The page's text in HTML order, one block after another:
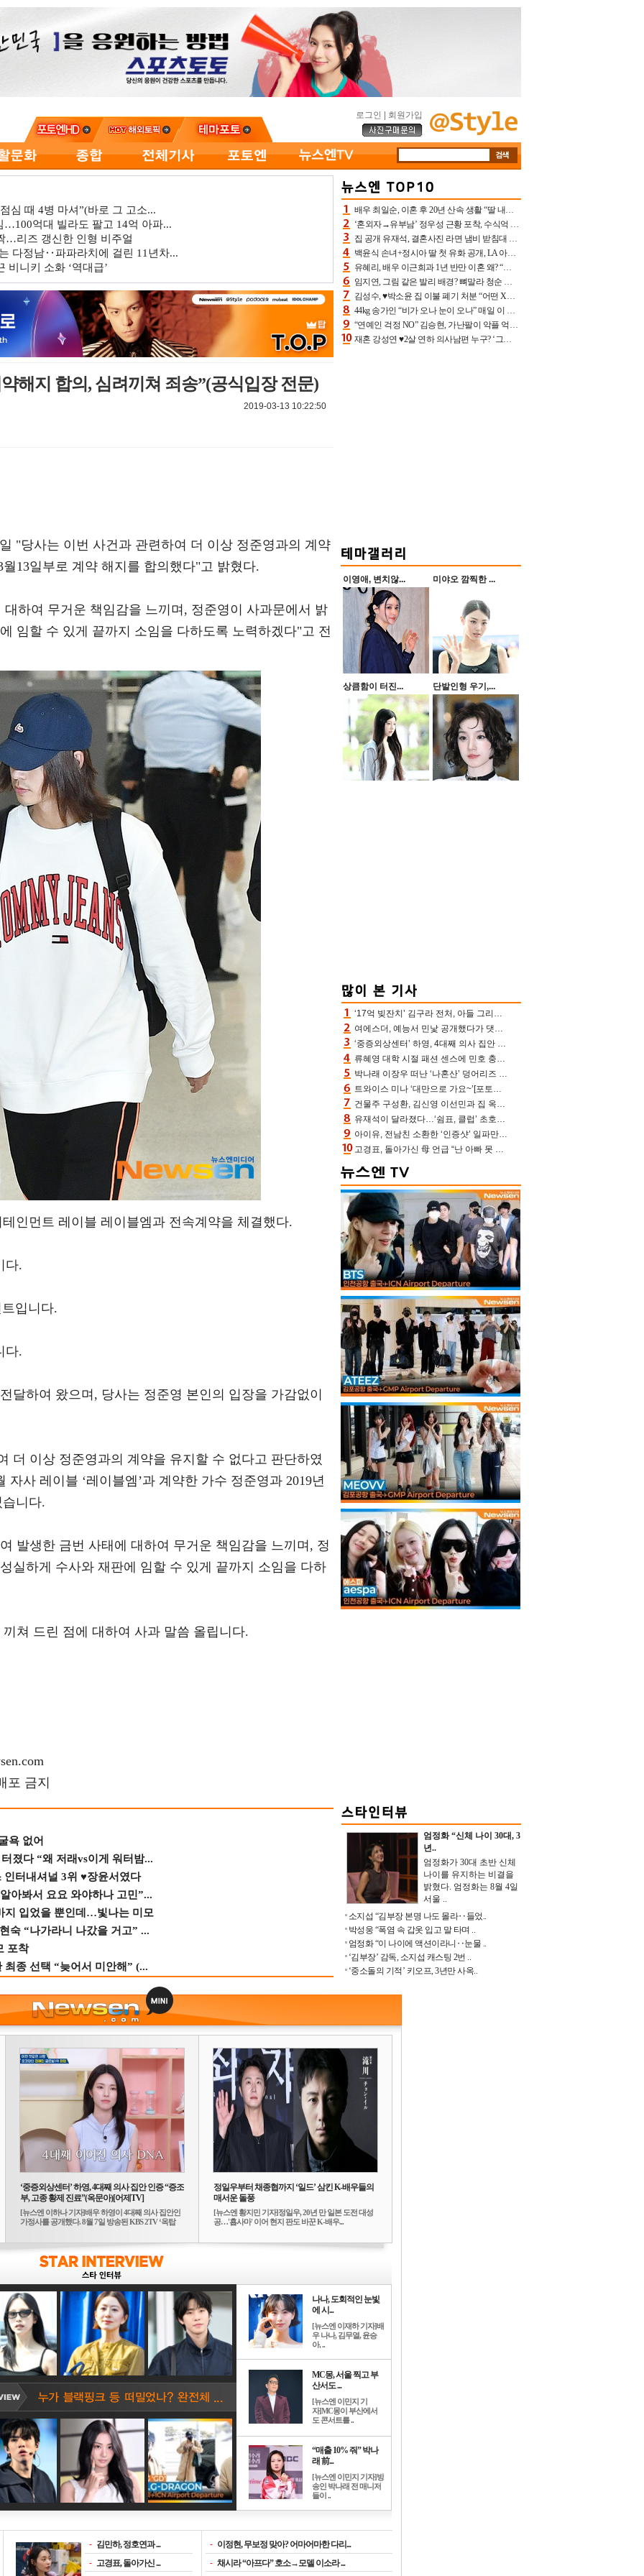
로그인 회원가입
심 때 4병 마셔”(바로 그 고소...
억대 빌라도 팔고 14억 아파...
…리즈 갱신한 인형 비주얼
다정남‥파파라치에 걸린 11년차...
비니키 소화 ‘역대급’
해지 합의, 심려끼쳐 죄송”(공식입장 전문)
2019-03-13 10:22:50
"당사는 이번 사건과 관련하여 더 이상 정준영과의 계약
13일부로 계약 해지를 합의했다"고 밝혔다.
하여 무거운 책임감을 느끼며, 정준영이 사과문에서 밝
임할 수 있게 끝까지 소임을 다하도록 노력하겠다"고 전
인먼트 레이블 레이블엠과 전속계약을 체결했다.
다.
입니다.
다.
달하여 왔으며, 당사는 정준영 본인의 입장을 가감없이
더 이상 정준영과의 계약을 유지할 수 없다고 판단하였
자사 레이블 ‘레이블엠’과 계약한 가수 정준영과 2019년
니다.
발생한 금번 사태에 대하여 무거운 책임감을 느끼며, 정
실하게 수사와 재판에 임할 수 있게 끝까지 소임을 다하
쳐 드린 점에 대하여 사과 말씀 올립니다.
포 금지
욕 없어
졌다 “왜 저래vs이게 워터밤...
인터내셔널 3위 ♥장윤서였다
아봐서 요요 와야하나 고민”...
지 입었을 뿐인데…빛나는 미모
숙 “나가라니 나갔을 거고” ...
포착
종 선택 “늦어서 미안해” (...
배우 최일순, 이혼 후 20년 산속 생활 “딸 내가 버렸다고 원망‥맘 아파”(특종)[어제TV]
‘혼외자→유부남’ 정우성 근황 포착, 수식억 해킹 피해 후배 만났다 “존경하는”
집 공개 유재석, 결혼사진 라면 냄비 받침대 되고 분노‥가족사진도 피해(놀뭐)[어제TV]
백윤식 손녀+정시아 딸 첫 유화 공개, LA 아트쇼→서울국제조각페스타 작가다운 수준급 실력
유혜리, 배우 이근희과 1년 반만 이혼 왜? “식칼 꽂고 의자 던져” 충격 폭로(특종)[어제TV]
임지연, 그림 같은 발리 배경? 뼈말라 청순 비키니 핏에 상대 안 되네
김성수, ♥박소윤 집 이불 폐기 처분 “어떤 X이랑 썼을지 몰라” 질투(신랑수업2)[어제TV]
44kg 송가인 “비가 오나 눈이 오나” 매일 이 운동, 허벅지 근육량 상승+체지방 감소
“연예인 걱정 NO” 김승현, 가난팔이 악플 억울할만‥아내+딸과 日 여행
재혼 강성연 ♥2살 연하 의사남편 누구? ‘그알’ 자문의에 훈남 비주얼 초엘리트 스펙 [종합]
이영애, 변치않... 미야오 깜찍한 ...
상큼함이 터진... 단발인형 우기,...
‘17억 빚잔치’ 김구라 전처, 아들 그리는 “나 뿐인데” 친엄마 챙기는 효심 눈길
여에스더, 예능서 민낯 공개했다가 댓글에 충격 “눈 왜 저렇게 처졌냐고”(에스더TV)
‘중증외상센터’ 하영, 4대째 의사 집안 인증 “증조부, 고종 황제 진료”(옥문아)[어제TV]
류혜영 대학 시절 패션 센스에 민호 충격 “레몬색 레깅스에 다리 없는 줄”(나혼산)
박나래 이장우 떠난 ‘나혼산’ 덩어리즈 왔다, 1인 1케이크에 팜유 전현무 충격[어제TV]
트와이스 미나 ‘대만으로 가요~’[포토엔HD]
건물주 구성환, 김신영 이선민과 집 옥상서 41만원 한우 파티 “화력이 성화봉송”(나혼산)
유재석이 달라졌다…‘쉼표, 클럽’ 초호화 코스에 주우재도 감탄 (놀면 뭐하니?)
아이유, 전남친 소환한 ‘인증샷’ 일파만파 속…남사친 변우석 선물도 남겼나 ‘훈훈’
고경표, 돌아가신 母 언급 “난 아빠 못 될 듯” 족보 태운 부친 응원 뭉클(나혼산)
엄정화 “신체 나이 30대, 3
년..
엄정화가 30대 초반 신체
나이를 유지하는 비결을
밝혔다. 엄정화는 8월 4일
서울 ..
소지섭 “김부장 본명 나도 몰라‥들었..
박성웅 “폭염 속 갑옷 입고 말 타며 ..
엄정화 “이 나이에 액션이라니‥눈물 ..
‘김부장’ 감독, 소지섭 캐스팅 2번 ..
‘중소돌의 기적’ 키오프, 3년만 사옥..
‘중증외상센터’ 하영, 4대째 의사 집안 인증 “증조
부, 고종 황제 진료”(옥문아)[어제TV]
[뉴스엔 이하나 기자]배우 하영이 4대째 의사 집안인
가정사를 공개했다. 8월 7일 방송된 KBS 2TV ‘옥탑
정일우부터 채종협까지 ‘일드’ 삼킨 K-배우들의
매서운 돌풍
[뉴스엔 황지민 기자]정일우, 20년 만 일본 도전 대성
공…'횹사마' 이어 현지 판도 바꾼 K-배우...
나나, 도회적인 눈빛
에 시...
[뉴스엔 이재하 기자]배
우 나나, 김무열, 윤승
아, ..
MC몽, 서울 찍고 부
산서도 ...
[뉴스엔 이민지 기
자]MC몽이 부산에서
도 콘서트를 ..
“매출 10% 줘” 박나
래 前...
[뉴스엔 이민지 기자]방
송인 박나래 전 매니저
들이 ..
- 김민하, 정호연과 ...
- 고경표, 돌아가신 ...
- 이정현, 무보정 맞아? 어마어마한 다리...
- 채시라 “아프다” 호소→모델 이소라 ...